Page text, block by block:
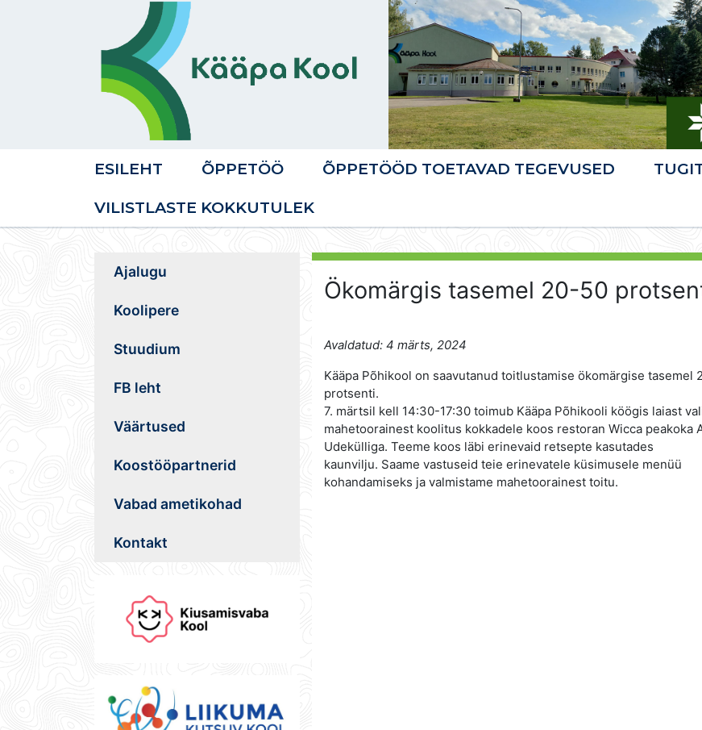
ESILEHT ÕPPETÖÖ ÕPPETÖÖD TOETAVAD TEGEVUSED
VILISTLASTE KOKKUTULEK
Ökomärgis tasemel 20-50
Avaldatud: 4 märts, 2024
Kääpa Põhikool on saavutanud toitlustamise ökomärgise tasemel
protsenti.
7. märtsil kell 14:30-17:30 toimub Kääpa Põhikooli köögis laiast
mahetoorainest koolitus kokkadele koos restoran Wicca peakoka
Udekülliga. Teeme koos läbi erinevaid retsepte kasutades
kaunvilju. Saame vastuseid teie erinevatele küsimusele menüü
kohandamiseks ja valmistame mahetoorainest toitu.
Ajalugu
Koolipere
Stuudium
FB leht
Väärtused
Koostööpartnerid
Vabad ametikohad
Kontakt